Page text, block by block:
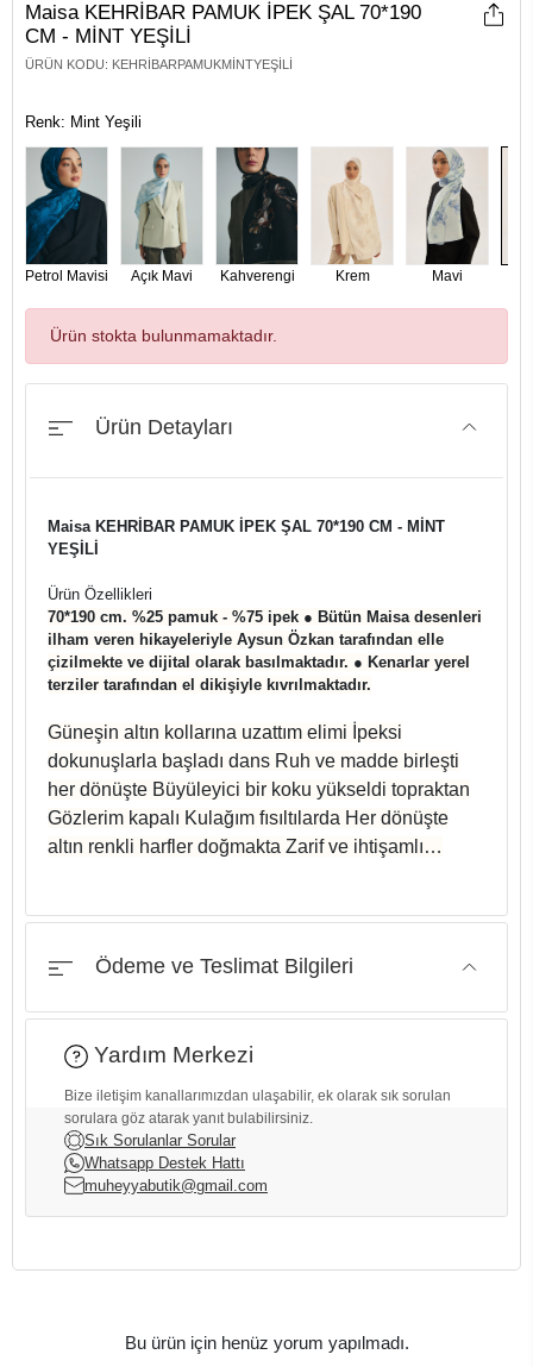
Maisa KEHRİBAR PAMUK İPEK ŞAL 70*190
CM - MİNT YEŞİLİ
ÜRÜN KODU: KEHRIBARPAMUKMINTYEŞILI
Renk: Mint Yeşili
Petrol Mavisi Açık Mavi Kahverengi Krem Mavi
Ürün stokta bulunmamaktadır.
Ürün Detayları
Maisa KEHRİBAR PAMUK İPEK ŞAL 70*190 CM - MİNT
YEŞİLİ
Ürün Özellikleri
70*190 cm. %25 pamuk - %75 ipek ● Bütün Maisa desenleri
ilham veren hikayeleriyle Aysun Özkan tarafından elle
çizilmekte ve dijital olarak basılmaktadır. ● Kenarlar yerel
terziler tarafından el dikişiyle kıvrılmaktadır.
Güneşin altın kollarına uzattım elimi İpeksi
dokunuşlarla başladı dans Ruh ve madde birleşti
her dönüşte Büyüleyici bir koku yükseldi topraktan
Gözlerim kapalı Kulağım fısıltılarda Her dönüşte
altın renkli harfler doğmakta Zarif ve ihtişamlı…
Ödeme ve Teslimat Bilgileri
Yardım Merkezi
Bize iletişim kanallarımızdan ulaşabilir, ek olarak sık sorulan
sorulara göz atarak yanıt bulabilirsiniz.
Sık Sorulanlar Sorular
Whatsapp Destek Hattı
muheyyabutik@gmail.com
Bu ürün için henüz yorum yapılmadı.